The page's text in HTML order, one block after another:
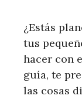
¿Estás
tus
hacer con
guía, te
las cosas